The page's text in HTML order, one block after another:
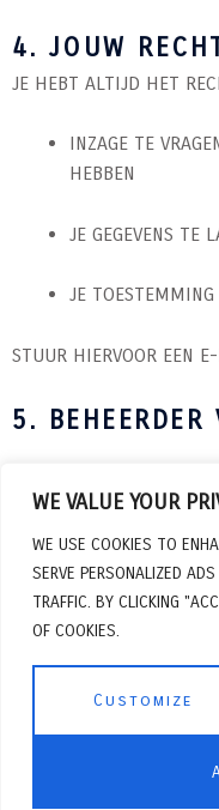
WE VALUE YOUR
WE USE COOKIES TO
SERVE PERSONALIZED
TRAFFIC. BY CLICKING
OF COOKIES.
Customize
4. JOUW
JE HEBT ALTIJD HET
INZAGE TE
HEBBEN
JE GEGEVENS TE
JE
STUUR HIERVOOR EEN
5. BEHEERDER
DE GEGEVENS WORDEN
VERANTWOORDELIJK
RONDOM HET CONCERT.